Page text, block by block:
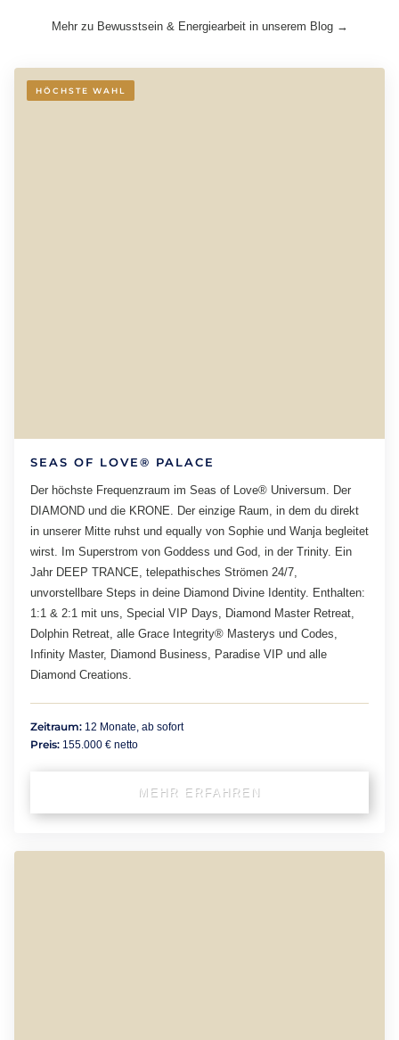
Mehr zu Bewusstsein & Energiearbeit in unserem Blog →
HÖCHSTE WAHL
SEAS OF LOVE® PALACE
Der höchste Frequenzraum im Seas of Love® Universum. Der
DIAMOND und die KRONE. Der einzige Raum, in dem du direkt
in unserer Mitte ruhst und equally von Sophie und Wanja begleitet
wirst. Im Superstrom von Goddess und God, in der Trinity. Ein
Jahr DEEP TRANCE, telepathisches Strömen 24/7,
unvorstellbare Steps in deine Diamond Divine Identity. Enthalten:
1:1 & 2:1 mit uns, Special VIP Days, Diamond Master Retreat,
Dolphin Retreat, alle Grace Integrity® Masterys und Codes,
Infinity Master, Diamond Business, Paradise VIP und alle
Diamond Creations.
Zeitraum: 12 Monate, ab sofort
Preis: 155.000 € netto
MEHR ERFAHREN